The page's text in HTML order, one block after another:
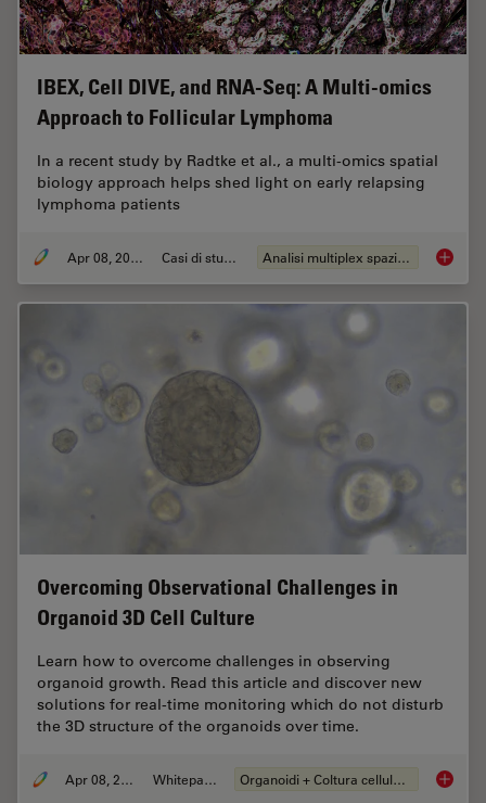
IBEX, Cell DIVE, and RNA-Seq: A Multi-omics
Approach to Follicular Lymphoma
In a recent study by Radtke et al., a multi-omics spatial
biology approach helps shed light on early relapsing
lymphoma patients
Apr 08, 2024 Casi di studio Analisi multiplex spaziale IBEX,
Overcoming Observational Challenges in
Organoid 3D Cell Culture
Learn how to overcome challenges in observing
organoid growth. Read this article and discover new
solutions for real-time monitoring which do not disturb
the 3D structure of the organoids over time.
Apr 08, 2024 Whitepaper Organoidi + Coltura cellulare 3D